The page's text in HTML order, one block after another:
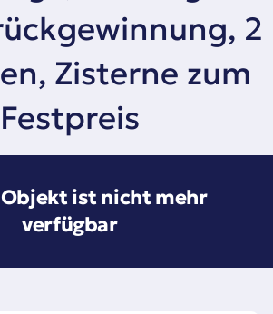
2
Zisterne zum
Festpreis
Objekt ist nicht mehr
verfügbar